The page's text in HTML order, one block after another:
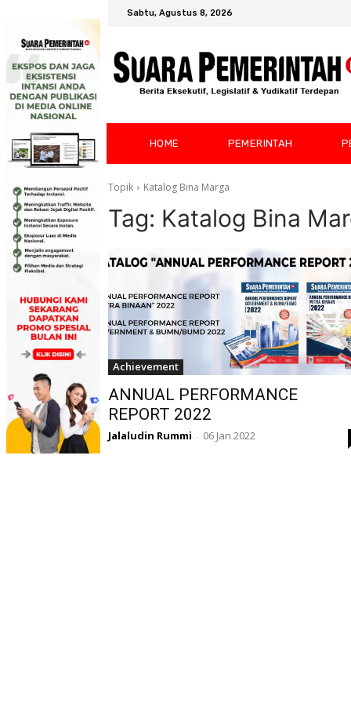
Sabtu, Agustus 8, 2026
HOME PEMERINTAH
Topik Katalog Bina Marga
Tag: Katalog Bina
Achievement
ANNUAL PERFORMANCE
REPORT 2022
Jalaludin Rummi - 06 Jan 2022